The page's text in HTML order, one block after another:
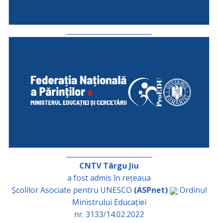
CNTV Târgu Jiu
a fost admis în rețeaua
Școlilor Asociate pentru UNESCO (ASPnet)
Ordinul
Ministrului Educației
nr. 3133/14.02.2022